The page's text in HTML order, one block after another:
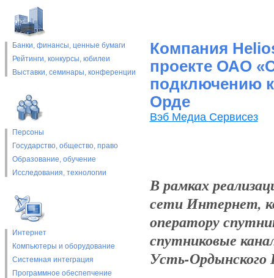
Банки, финансы, ценные бумаги
Рейтинги, конкурсы, юбилеи
Выставки, cеминары, конференции
Персоны
Государство, общество, право
Образование, обучение
Исследования, технологии
Интернет
Компьютеры и оборудование
Системная интеграция
Программное обеспепчение
Компания
проекте ОАО
подключению
Орде
Вэб Медиа Сервисез
В рамках
сети Интернет,
оператору
спутниковые
Усть-Ордынского